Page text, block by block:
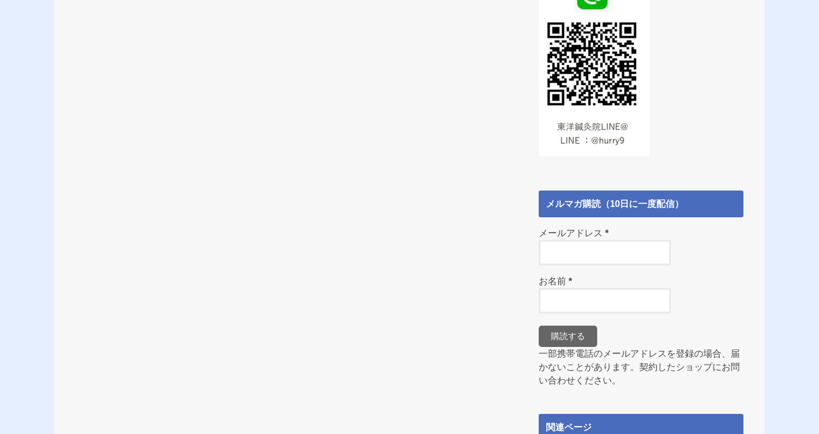
メルマガ購読（10日に一度配信）
メールアドレス *
お名前 *
一部携帯電話のメールアドレスを登録の場合、届
かないことがあります。契約したショップにお問
い合わせください。
関連ページ